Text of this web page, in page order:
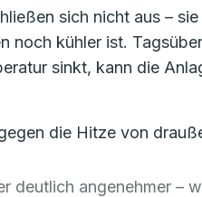
sich nicht aus –
noch kühler ist.
sinkt, kann die
die Hitze von
deutlich angenehmer –